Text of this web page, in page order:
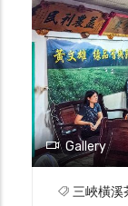
選擇與正
為自家的
一個生產
且每批的
注重品質
廠的茶品
的檢測把
下次當您
步探究，
Gallery
三峽橫溪